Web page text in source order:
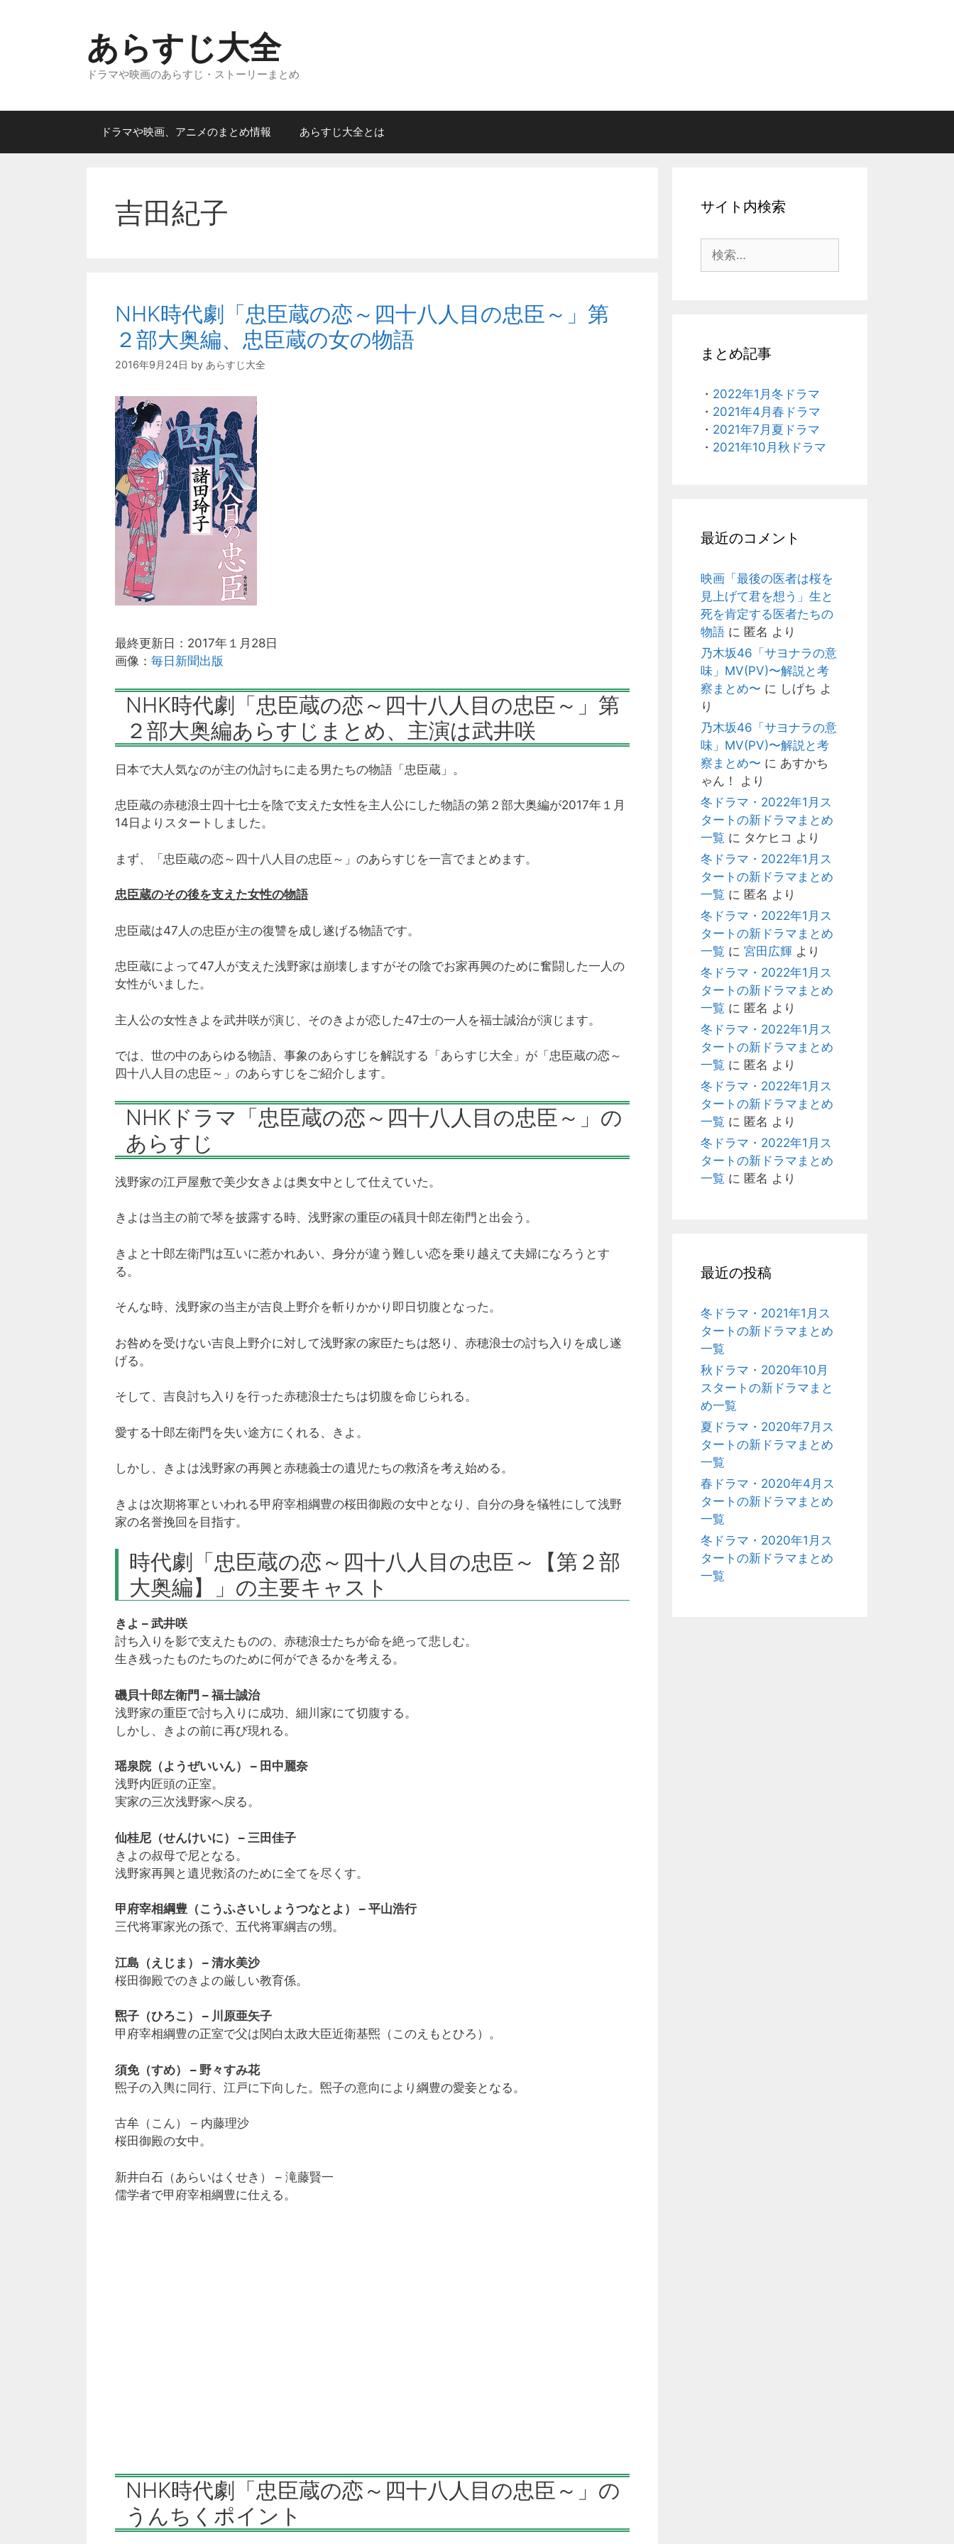
ス
ッ
あらすじ大全
ドラマや映画のあらすじ・ストーリーまとめ
ドラマや映画、アニメのまとめ情報 あらすじ大全とは
吉田紀子
NHK時代劇「忠臣蔵の恋～四十八人目の忠臣～」第
２部大奥編、忠臣蔵の女の物語
2016年9月24日 by あらすじ大全
最終更新日：2017年１月28日
画像： 毎日新聞出版
NHK時代劇「忠臣蔵の恋～四十八人目の忠臣～」第
２部大奥編あらすじまとめ、主演は武井咲
日本で大人気なのが主の仇討ちに走る男たちの物語「忠臣蔵」。
忠臣蔵の赤穂浪士四十七士を陰で支えた女性を主人公にした物語の第２部大奥編が2017年１月
14日よりスタートしました。
まず、「忠臣蔵の恋～四十八人目の忠臣～」のあらすじを一言でまとめます。
忠臣蔵のその後を支えた女性の物語
忠臣蔵は47人の忠臣が主の復讐を成し遂げる物語です。
忠臣蔵によって47人が支えた浅野家は崩壊しますがその陰でお家再興のために奮闘した一人の
女性がいました。
主人公の女性きよを武井咲が演じ、そのきよが恋した47士の一人を福士誠治が演じます。
では、世の中のあらゆる物語、事象のあらすじを解説する「あらすじ大全」が「忠臣蔵の恋～
四十八人目の忠臣～」のあらすじをご紹介します。
NHKドラマ「忠臣蔵の恋～四十八人目の忠臣～」の
あらすじ
浅野家の江戸屋敷で美少女きよは奥女中として仕えていた。
きよは当主の前で琴を披露する時、浅野家の重臣の礒貝十郎左衛門と出会う。
きよと十郎左衛門は互いに惹かれあい、身分が違う難しい恋を乗り越えて夫婦になろうとす
る。
そんな時、浅野家の当主が吉良上野介を斬りかかり即日切腹となった。
お咎めを受けない吉良上野介に対して浅野家の家臣たちは怒り、赤穂浪士の討ち入りを成し遂
げる。
そして、吉良討ち入りを行った赤穂浪士たちは切腹を命じられる。
愛する十郎左衛門を失い途方にくれる、きよ。
しかし、きよは浅野家の再興と赤穂義士の遺児たちの救済を考え始める。
きよは次期将軍といわれる甲府宰相綱豊の桜田御殿の女中となり、自分の身を犠牲にして浅野
家の名誉挽回を目指す。
時代劇「忠臣蔵の恋～四十八人目の忠臣～【第２部
大奥編】」の主要キャスト
きよ – 武井咲
討ち入りを影で支えたものの、赤穂浪士たちが命を絶って悲しむ。
生き残ったものたちのために何ができるかを考える。
磯貝十郎左衛門 – 福士誠治
浅野家の重臣で討ち入りに成功、細川家にて切腹する。
しかし、きよの前に再び現れる。
瑶泉院（ようぜいいん） – 田中麗奈
浅野内匠頭の正室。
実家の三次浅野家へ戻る。
仙桂尼（せんけいに） – 三田佳子
きよの叔母で尼となる。
浅野家再興と遺児救済のために全てを尽くす。
甲府宰相綱豊（こうふさいしょうつなとよ） – 平山浩行
三代将軍家光の孫で、五代将軍綱吉の甥。
江島（えじま） – 清水美沙
桜田御殿でのきよの厳しい教育係。
煕子（ひろこ） – 川原亜矢子
甲府宰相綱豊の正室で父は関白太政大臣近衛基煕（このえもとひろ）。
須免（すめ） – 野々すみ花
煕子の入輿に同行、江戸に下向した。煕子の意向により綱豊の愛妾となる。
古牟（こん） – 内藤理沙
桜田御殿の女中。
新井白石（あらいはくせき） – 滝藤賢一
儒学者で甲府宰相綱豊に仕える。
NHK時代劇「忠臣蔵の恋～四十八人目の忠臣～」の
うんちくポイント
サイト内検索
索:
まとめ記事
・ 2022年1月冬ドラマ
・ 2021年4月春ドラマ
・ 2021年7月夏ドラマ
・ 2021年10月秋ドラマ
最近のコメント
映画「最後の医者は桜を
見上げて君を想う」生と
死を肯定する医者たちの
物語 に 匿名 より
乃木坂46「サヨナラの意
味」MV(PV)〜解説と考
察まとめ〜 に しげち よ
り
乃木坂46「サヨナラの意
味」MV(PV)〜解説と考
察まとめ〜 に あすかち
ゃん！
より
冬ドラマ・2022年1月ス
タートの新ドラマまとめ
一覧 に タケヒコ より
冬ドラマ・2022年1月ス
タートの新ドラマまとめ
一覧 に 匿名 より
冬ドラマ・2022年1月ス
タートの新ドラマまとめ
一覧 に 宮田広輝 より
冬ドラマ・2022年1月ス
タートの新ドラマまとめ
一覧 に 匿名 より
冬ドラマ・2022年1月ス
タートの新ドラマまとめ
一覧 に 匿名 より
冬ドラマ・2022年1月ス
タートの新ドラマまとめ
一覧 に 匿名 より
冬ドラマ・2022年1月ス
タートの新ドラマまとめ
一覧 に 匿名 より
最近の投稿
冬ドラマ・2021年1月ス
タートの新ドラマまとめ
一覧
秋ドラマ・2020年10月
スタートの新ドラマまと
め一覧
夏ドラマ・2020年7月ス
タートの新ドラマまとめ
一覧
春ドラマ・2020年4月ス
タートの新ドラマまとめ
一覧
冬ドラマ・2020年1月ス
タートの新ドラマまとめ
一覧